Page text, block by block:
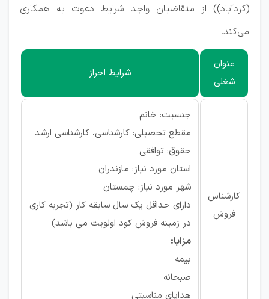
(کردآباد)) از متقاضیان واجد شرایط دعوت به همکاری
می‌کند.
عنوان
شغلی
شرایط احراز
کارشناس
فروش
جنسیت: خانم
مقطع تحصیلی: کارشناسی، کارشناسی ارشد
حقوق: توافقی
استان مورد نیاز: مازندران
شهر مورد نیاز: چمستان
دارای حداقل یک سال سابقه کار (تجربه کاری
در زمینه فروش کود اولویت می باشد)
مزایا:
بیمه
صبحانه
هدایای مناسبتی